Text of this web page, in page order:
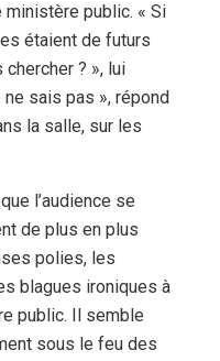
ministère public. « Si
étaient de futurs
? », lui
sais pas », répond
la salle, sur les
l’audience se
de plus en plus
polies, les
blagues ironiques à
public. Il semble
sous le feu des